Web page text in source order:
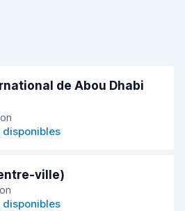
de Abou Dhabi
ville)